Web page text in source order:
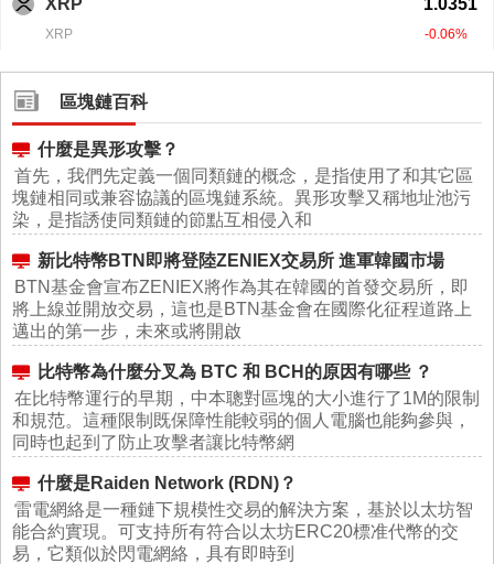
區塊鏈百科
什麼是異形攻擊？
首先，我們先定義一個同類鏈的概念，是指使用了和其它區
塊鏈相同或兼容協議的區塊鏈系統。異形攻擊又稱地址池污
染，是指誘使同類鏈的節點互相侵入和
新比特幣BTN即將登陸ZENIEX交易所 進軍韓國市場
BTN基金會宣布ZENIEX將作為其在韓國的首發交易所，即
將上線並開放交易，這也是BTN基金會在國際化征程道路上
邁出的第一步，未來或將開啟
比特幣為什麼分叉為 BTC 和 BCH的原因有哪些 ？
在比特幣運行的早期，中本聰對區塊的大小進行了1M的限制
和規范。這種限制既保障性能較弱的個人電腦也能夠參與，
同時也起到了防止攻擊者讓比特幣網
什麼是Raiden Network (RDN)？
雷電網絡是一種鏈下規模性交易的解決方案，基於以太坊智
能合約實現。可支持所有符合以太坊ERC20標准代幣的交
易，它類似於閃電網絡，具有即時到